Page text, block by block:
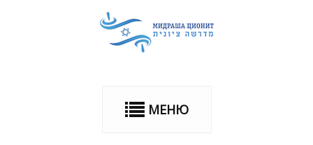
МЕНЮ